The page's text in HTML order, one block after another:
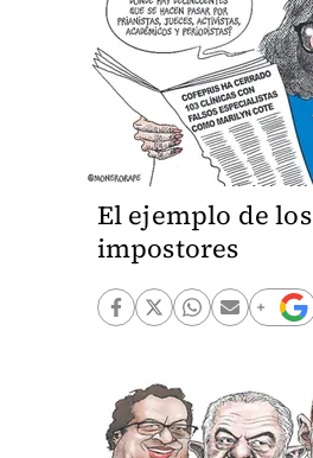
El ejemplo de los
impostores